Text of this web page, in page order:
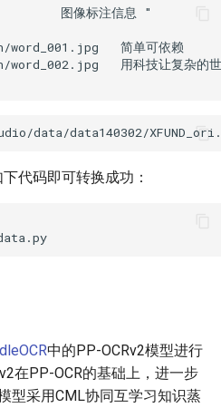
data/data140302/
代码即可转换成功：
中的PP-OCRv2模型进行
在PP-OCR的基础上，进一步
型采用CML协同互学习知识蒸